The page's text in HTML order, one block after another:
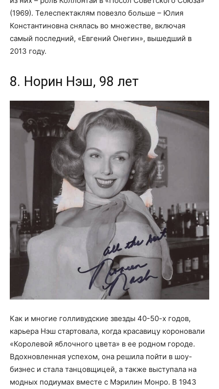
(1969). Телеспектаклям повезло больше – Юлия
Константиновна снялась во множестве, включая
самый последний, «Евгений Онегин», вышедший в
2013 году.
8. Норин Нэш, 98 лет
Как и многие голливудские звезды 40-50-х годов,
карьера Нэш стартовала, когда красавицу короновали
«Королевой яблочного цвета» в ее родном городе.
Вдохновленная успехом, она решила пойти в шоу-
бизнес и стала танцовщицей, а также выступала на
модных подиумах вместе с Мэрилин Монро. В 1943